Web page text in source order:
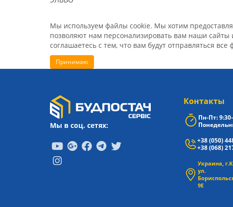
Мы используем файлы cookie. Мы хотим
позволяют нам персонализировать вам наши
соглашаетесь с тем, что вам будут отправляться все
Принимаю
Мы в соц. сетях:
Контакты
Пн-Пт:
+38 (050)
+38 (068)
Украина,
ул.
9Е